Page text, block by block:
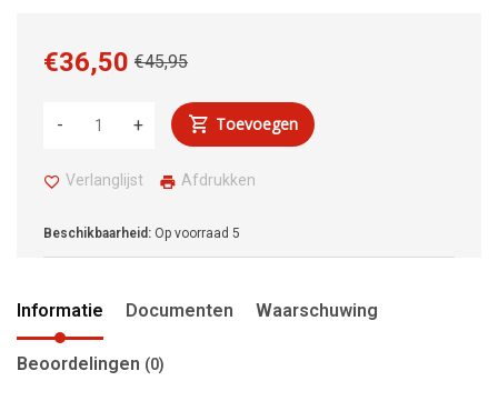
€45,95
€36,50
+
- Toevoegen
Verlanglijst Afdrukken
Beschikbaarheid: Op voorraad 5
Informatie Documenten Waarschuwing
Beoordelingen (0)